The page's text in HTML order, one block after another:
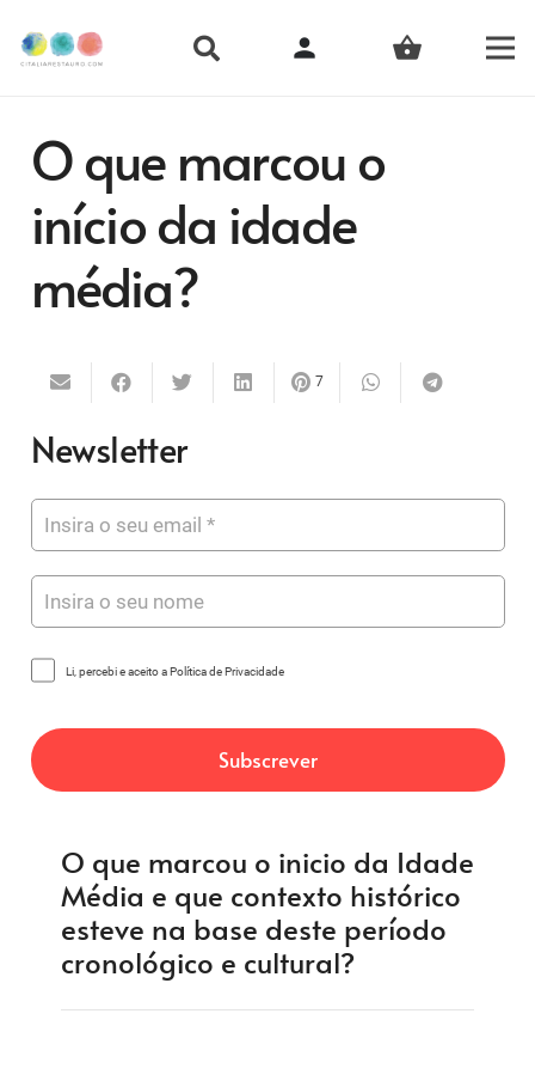
person shopping_basket
O que marcou o
início da idade
média?
7
Newsletter
Li, percebi e aceito a Política de Privacidade
O que marcou o inicio da Idade
Média e que contexto histórico
esteve na base deste período
cronológico e cultural?